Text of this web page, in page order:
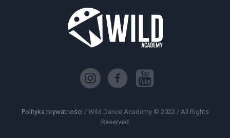
Polityka prywatności / Wild Dance Academy © 2022 / All Rights
Reserved